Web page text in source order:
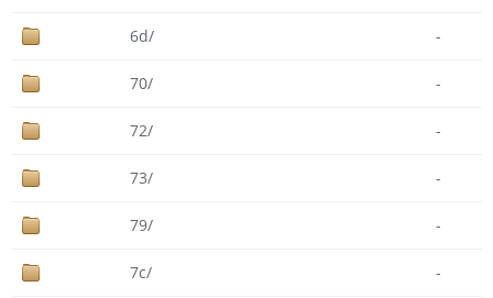
6d/ -
70/ -
72/ -
73/ -
79/ -
7c/ -